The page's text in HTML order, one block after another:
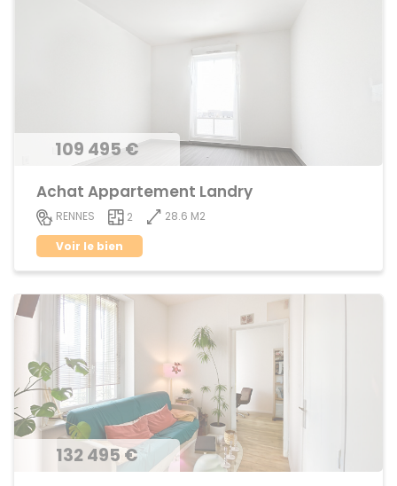
109 495 €
Achat Appartement Landry
RENNES 2
28.6 M2
Voir le bien
132 495 €